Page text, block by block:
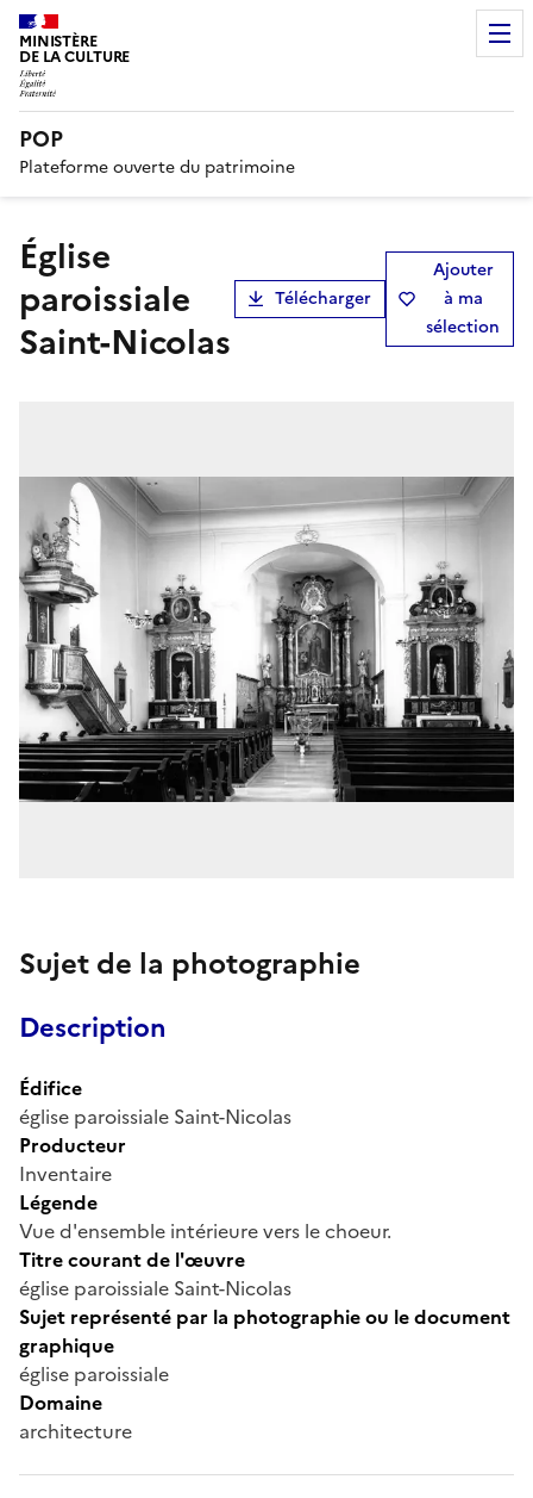
MINISTÈRE
DE LA CULTURE
POP
Plateforme ouverte du patrimoine
église
paroissiale
Saint-Nicolas
Télécharger
Ajouter
à ma
sélection
Sujet de la photographie
Description
Édifice
église paroissiale Saint-Nicolas
Producteur
Inventaire
Légende
Vue d'ensemble intérieure vers le choeur.
Titre courant de l'œuvre
église paroissiale Saint-Nicolas
Sujet représenté par la photographie ou le document
graphique
église paroissiale
Domaine
architecture